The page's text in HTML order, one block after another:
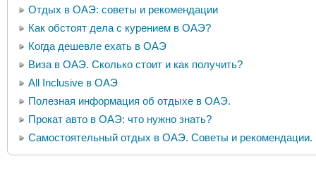
Отдых в ОАЭ: советы и рекомендации
Как обстоят дела с курением в ОАЭ?
Когда дешевле ехать в ОАЭ
Виза в ОАЭ. Сколько стоит и как получить?
All Inclusive в ОАЭ
Полезная информация об отдыхе в ОАЭ.
Прокат авто в ОАЭ: что нужно знать?
Самостоятельный отдых в ОАЭ. Советы и рекомендации.